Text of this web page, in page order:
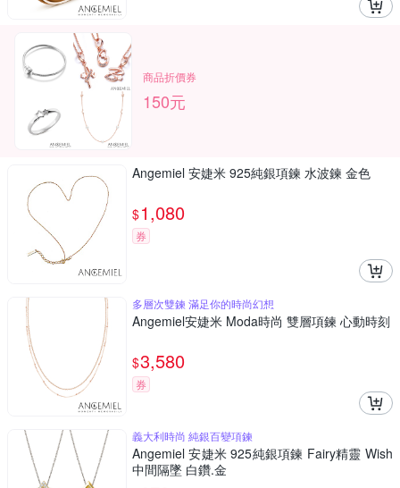
商品折價券
150元
Angemiel 安婕米 925純銀項鍊 水波鍊 金色
$1,080
券
多層次雙鍊 滿足你的時尚幻想
Angemiel安婕米 Moda時尚 雙層項鍊 心動時刻
$3,580
券
義大利時尚 純銀百變項鍊
Angemiel 安婕米 925純銀項鍊 Fairy精靈 Wish
中間隔墜 白鑽.金